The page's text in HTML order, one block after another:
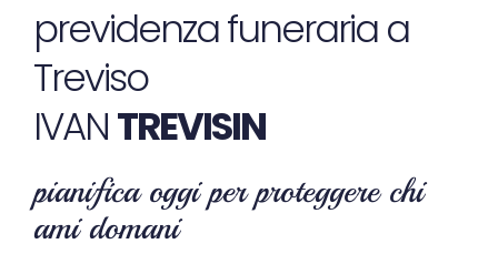
previdenza funeraria a
Treviso
IVANTREVISIN
pianifica oggi per proteggere chi
ami domani